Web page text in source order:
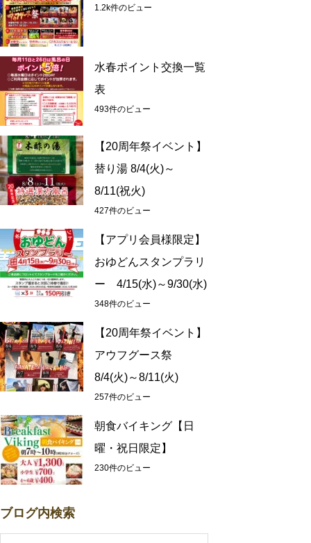
1.2k件のビュー
水春ポイント交換一覧
表
493件のビュー
【20周年祭イベント】
替り湯 8/4(火)～
8/11(祝火)
427件のビュー
【アプリ会員様限定】
おゆどんスタンプラリ
ー 4/15(水)～9/30(水)
348件のビュー
【20周年祭イベント】
アウフグース祭
8/4(火)～8/11(火)
257件のビュー
朝食バイキング【日
曜・祝日限定】
230件のビュー
ブログ内検索